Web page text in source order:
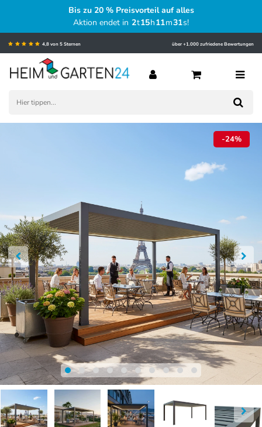
Bis zu 20 % Preisvorteil auf alles
Aktion endet in 2t15h11m30s!
4,8 von 5 Sternen über +1.000 zufriedene Bewertungen
-24%